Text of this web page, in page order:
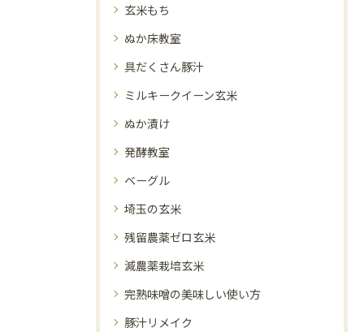
玄米もち
ぬか床教室
具だくさん豚汁
ミルキークイーン玄米
ぬか漬け
発酵教室
ベーグル
埼玉の玄米
残留農薬ゼロ玄米
減農薬栽培玄米
完熟味噌の美味しい使い方
豚汁リメイク